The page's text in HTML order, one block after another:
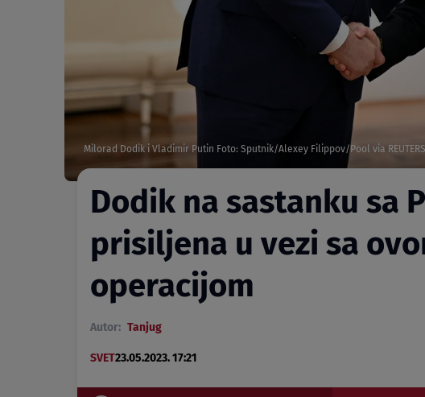
Milorad Dodik i Vladimir Putin Foto: Sputnik/Alexey Filippov/Pool via REUTERS
Dodik na sastanku sa
prisiljena u vezi sa
operacijom
Autor: Tanjug
SVET23.05.2023. 17:21